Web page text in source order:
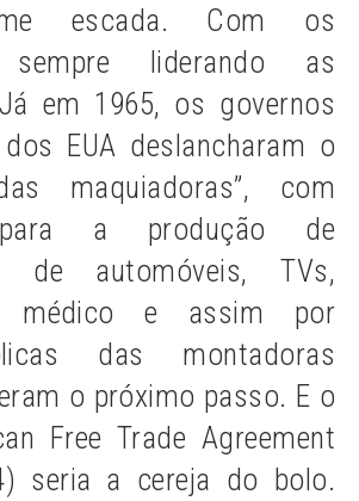
escada. Com os
sempre liderando as
Já em 1965, os governos
EUA deslancharam o
maquiadoras”, com
para a produção de
de automóveis, TVs,
médico e assim por
das montadoras
o próximo passo. E o
Free Trade Agreement
seria a cereja do bolo.